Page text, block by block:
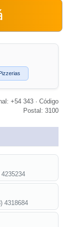
+54 343 · Código
Postal: 3100
4318684